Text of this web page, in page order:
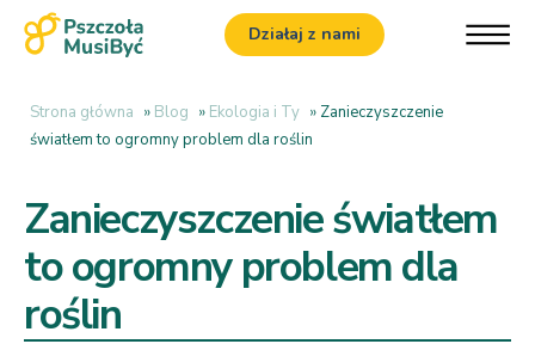
Działaj z nami
Strona główna » Blog » Ekologia i Ty » Zanieczyszczenie
światłem to ogromny problem dla roślin
Zanieczyszczenie światłem
to ogromny problem dla
roślin